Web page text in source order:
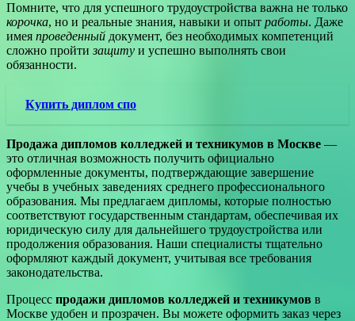
Помните, что для успешного трудоустройства важна не только
корочка, но и реальные знания, навыки и опыт работы. Даже
имея проведенный документ, без необходимых компетенций
сложно пройти защиту и успешно выполнять свои
обязанности.
Купить диплом спо
Продажа дипломов колледжей и техникумов в Москве —
это отличная возможность получить официально
оформленные документы, подтверждающие завершение
учебы в учебных заведениях среднего профессионального
образования. Мы предлагаем дипломы, которые полностью
соответствуют государственным стандартам, обеспечивая их
юридическую силу для дальнейшего трудоустройства или
продолжения образования. Наши специалисты тщательно
оформляют каждый документ, учитывая все требования
законодательства.
Процесс продажи дипломов колледжей и техникумов в
Москве удобен и прозрачен. Вы можете оформить заказ через